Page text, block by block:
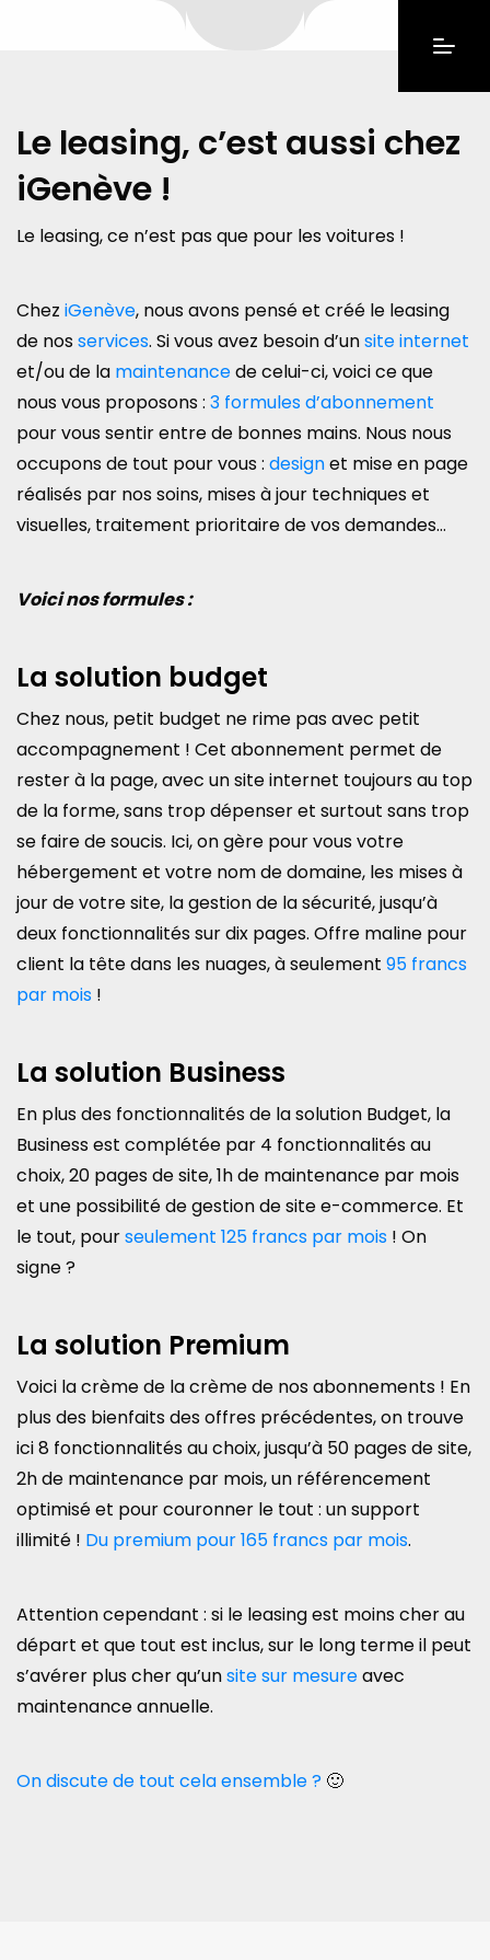
Le leasing, c’est aussi chez
iGenève !
Le leasing, ce n’est pas que pour les voitures !
Chez iGenève, nous avons pensé et créé le leasing
de nosservices. Si vous avez besoin d’unsite internet
et/ou de la maintenancede celui-ci, voici ce que
nous vous proposons : 3 formules d’abonnement
pour vous sentir entre de bonnes mains. Nous nous
occupons de tout pour vous : designet mise en page
réalisés par nos soins, mises à jour techniques et
visuelles, traitement prioritaire de vos demandes…
Voici nos formules :
La solution budget
Chez nous, petit budget ne rime pas avec petit
accompagnement ! Cet abonnement permet de
rester à la page, avec un site internet toujours au top
de la forme, sans trop dépenser et surtout sans trop
se faire de soucis. Ici, on gère pour vous votre
hébergement et votre nom de domaine, les mises à
jour de votre site, la gestion de la sécurité, jusqu’à
deux fonctionnalités sur dix pages. Offre maline pour
client la tête dans les nuages, à seulement 95 francs
par mois !
La solution Business
En plus des fonctionnalités de la solution Budget, la
Business est complétée par 4 fonctionnalités au
choix, 20 pages de site, 1h de maintenance par mois
et une possibilité de gestion de site e-commerce. Et
le tout, pourseulement 125 francs par mois ! On
signe ?
La solution Premium
Voici la crème de la crème de nos abonnements ! En
plus des bienfaits des offres précédentes, on trouve
ici 8 fonctionnalités au choix, jusqu’à 50 pages de site,
2h de maintenance par mois, un référencement
optimisé et pour couronner le tout : un support
illimité ! Du premium pour 165 francs par mois.
Attention cependant : si le leasing est moins cher au
départ et que tout est inclus, sur le long terme il peut
s’avérer plus cher qu’unsite sur mesureavec
maintenance annuelle.
On discute de tout cela ensemble ? 🙂